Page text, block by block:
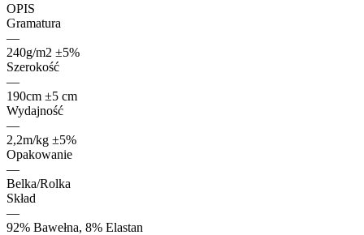
OPIS
Gramatura
—
240g/m2 ±5%
Szerokość
—
190cm ±5 cm
Wydajność
—
2,2m/kg ±5%
Opakowanie
—
Belka/Rolka
Skład
—
92% Bawełna, 8% Elastan